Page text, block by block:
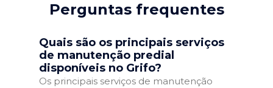
Perguntas frequentes
Quais são os principais serviços
de manutenção predial
disponíveis no Grifo?
Os principais serviços de manutenção